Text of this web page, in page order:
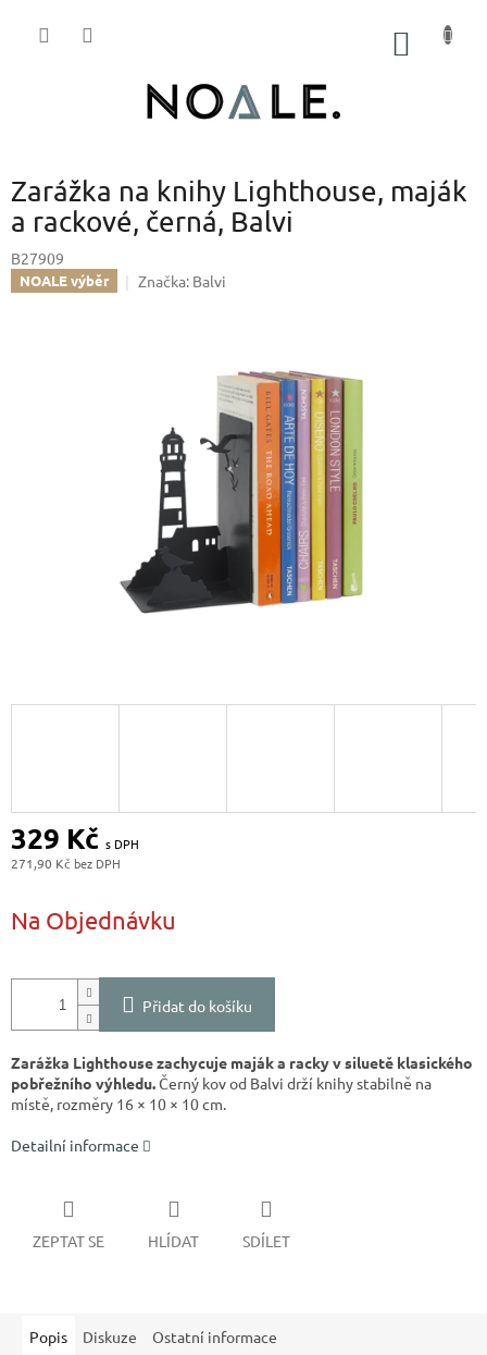
Zarážka na knihy Lighthouse, maják
a rackové, černá, Balvi
B27909
NOALE výběr Značka: Balvi
329 Kč
271,90 Kč
cena:
Na Objednávku
Přidat do košíku
Zarážka Lighthouse zachycuje maják a racky v siluetě klasického
pobřežního výhledu.Černý kov od Balvi drží knihy stabilně na
místě, rozměry 16 × 10 × 10 cm.
Detailní informace
ZEPTAT SE HLÍDAT SDÍLET
Popis Diskuze Ostatní informace